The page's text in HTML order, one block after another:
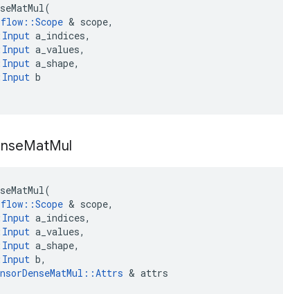
(
::Scope & scope,
Input a_indices,
Input a_values,
Input a_shape,
Input b
MatMul
(
::Scope & scope,
Input a_indices,
Input a_values,
Input a_shape,
Input b,
::Attrs & attrs